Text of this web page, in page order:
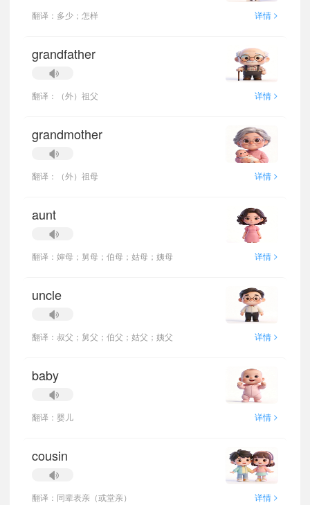
翻译：多少；怎样 详情 >
grandfather
翻译：（外）祖父 详情 >
grandmother
翻译：（外）祖母 详情 >
aunt
翻译：婶母；舅母；伯母；姑母；姨母 详情 >
uncle
翻译：叔父；舅父；伯父；姑父；姨父 详情 >
baby
翻译：婴儿 详情 >
cousin
翻译：同辈表亲（或堂亲） 详情 >